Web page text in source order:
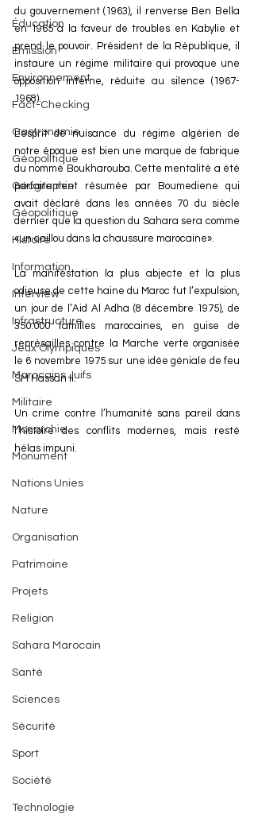
Éducation
Émission
Environnement
Fact-Checking
Gastronomie
Géopolitique
Géographie
Géopolitique
Histoire
Information
Interview
Infrastructure
Jeux Olympiques
Marocains Juifs
Militaire
Monarchie
Monument
Nations Unies
Nature
Organisation
Patrimoine
Projets
Religion
Sahara Marocain
Santé
Sciences
Sécurité
Sport
Société
Technologie
du gouvernement (1963), il renverse Ben Bella
en 1965 à la faveur de troubles en Kabylie et
prend le pouvoir. Président de la République, il
instaure un régime militaire qui provoque une
opposition interne, réduite au silence (1967-
1968).
L’esprit de nuisance du régime algérien de
notre époque est bien une marque de fabrique
du nommé Boukharouba. Cette mentalité a été
parfaitement résumée par Boumediene qui
avait déclaré dans les années 70 du siècle
dernier que la question du Sahara sera comme
«un caillou dans la chaussure marocaine».
La manifestation la plus abjecte et la plus
odieuse de cette haine du Maroc fut l’expulsion,
un jour de l’Aid Al Adha (8 décembre 1975), de
350.000 familles marocaines, en guise de
représailles contre la Marche verte organisée
le 6 novembre 1975 sur une idée géniale de feu
SM Hassan II.
Un crime contre l’humanité sans pareil dans
l’histoire des conflits modernes, mais resté
hélas impuni.